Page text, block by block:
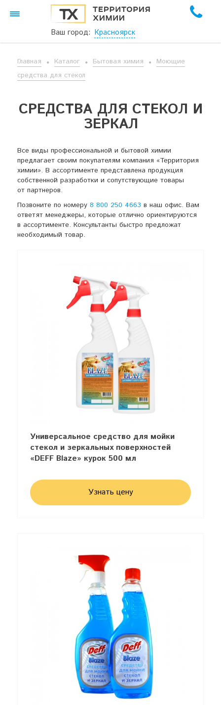
Ваш город: Красноярск
Главная Каталог Бытовая химия
Моющие
средства для стекол
СРЕДСТВА ДЛЯ СТЕКОЛ И
ЗЕРКАЛ
Все виды профессиональной и бытовой химии
предлагает своим покупателям компания «Территория
химии». В ассортименте представлена продукция
собственной разработки и сопутствующие товары
от партнеров.
Позвоните по номеру 8 800 250 4663 в наш офис. Вам
ответят менеджеры, которые отлично ориентируются
в ассортименте. Консультанты быстро предложат
необходимый товар.
Универсальное средство для мойки
стекол и зеркальных поверхностей
«DEFF Blaze» курок 500 мл
Узнать цену